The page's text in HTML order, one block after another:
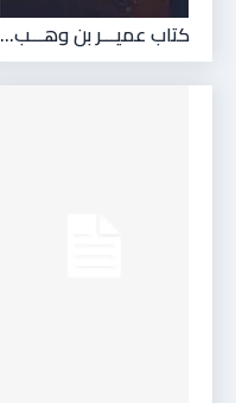
كتاب عميـــر بن وهـــب...